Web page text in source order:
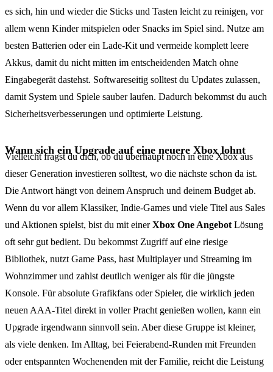
es sich, hin und wieder die Sticks und Tasten leicht zu reinigen, vor
allem wenn Kinder mitspielen oder Snacks im Spiel sind. Nutze am
besten Batterien oder ein Lade-Kit und vermeide komplett leere
Akkus, damit du nicht mitten im entscheidenden Match ohne
Eingabegerät dastehst. Softwareseitig solltest du Updates zulassen,
damit System und Spiele sauber laufen. Dadurch bekommst du auch
Sicherheitsverbesserungen und optimierte Leistung.
Wann sich ein Upgrade auf eine neuere Xbox lohnt
Vielleicht fragst du dich, ob du überhaupt noch in eine Xbox aus
dieser Generation investieren solltest, wo die nächste schon da ist.
Die Antwort hängt von deinem Anspruch und deinem Budget ab.
Wenn du vor allem Klassiker, Indie-Games und viele Titel aus Sales
und Aktionen spielst, bist du mit einerXbox One Angebot Lösung
oft sehr gut bedient. Du bekommst Zugriff auf eine riesige
Bibliothek, nutzt Game Pass, hast Multiplayer und Streaming im
Wohnzimmer und zahlst deutlich weniger als für die jüngste
Konsole. Für absolute Grafikfans oder Spieler, die wirklich jeden
neuen AAA-Titel direkt in voller Pracht genießen wollen, kann ein
Upgrade irgendwann sinnvoll sein. Aber diese Gruppe ist kleiner,
als viele denken. Im Alltag, bei Feierabend-Runden mit Freunden
oder entspannten Wochenenden mit der Familie, reicht die Leistung